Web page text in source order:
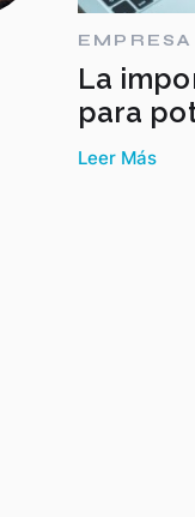
EMPRESA
La
para
Leer Más